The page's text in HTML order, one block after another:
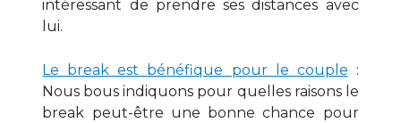
intéressant de prendre ses distances avec
lui.
Le break est bénéfique pour le couple :
Nous bous indiquons pour quelles raisons le
break peut-être une bonne chance pour